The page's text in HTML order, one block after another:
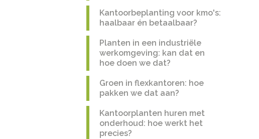
Kantoorbeplanting voor kmo's:
haalbaar én betaalbaar?
Planten in een industriële
werkomgeving: kan dat en
hoe doen we dat?
Groen in flexkantoren: hoe
pakken we dat aan?
Kantoorplanten huren met
onderhoud: hoe werkt het
precies?